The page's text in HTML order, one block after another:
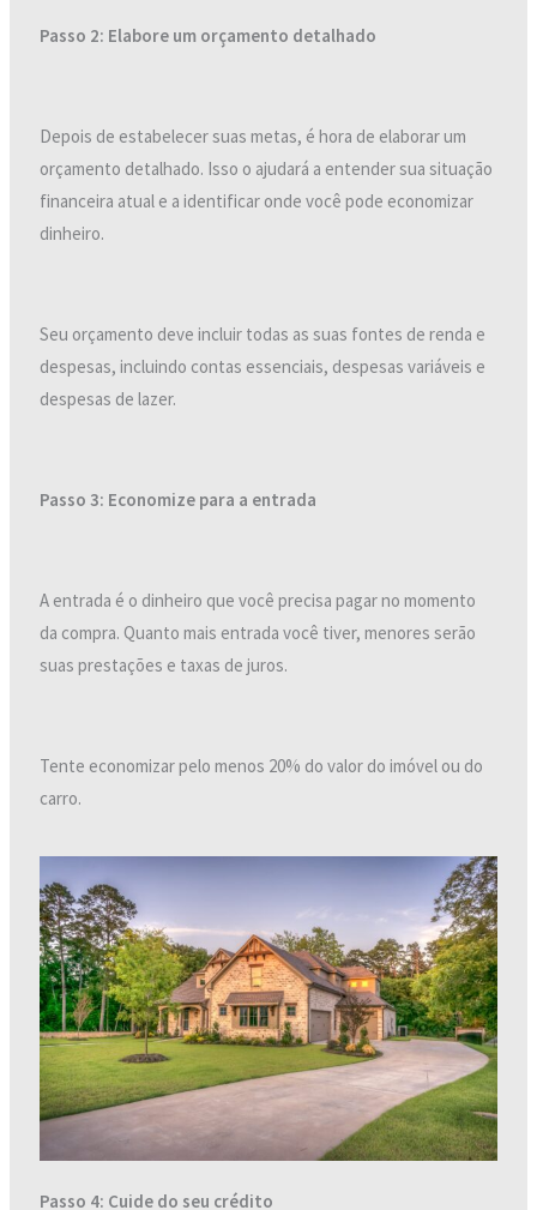
Passo 2: Elabore um orçamento detalhado
Depois de estabelecer suas metas, é hora de elaborar um
orçamento detalhado. Isso o ajudará a entender sua situação
financeira atual e a identificar onde você pode economizar
dinheiro.
Seu orçamento deve incluir todas as suas fontes de renda e
despesas, incluindo contas essenciais, despesas variáveis ​​e
despesas de lazer.
Passo 3: Economize para a entrada
A entrada é o dinheiro que você precisa pagar no momento
da compra. Quanto mais entrada você tiver, menores serão
suas prestações e taxas de juros.
Tente economizar pelo menos 20% do valor do imóvel ou do
carro.
Passo 4: Cuide do seu crédito